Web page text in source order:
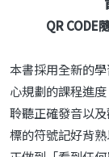
QR CODE
本書採用全新的
心規劃的課程進
聆聽正確發音以
標的符號記好背